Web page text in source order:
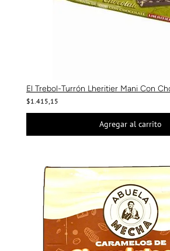
El Trebol-Turrón Lheritier Mani Con
$1.415,15
Agregar al carrito